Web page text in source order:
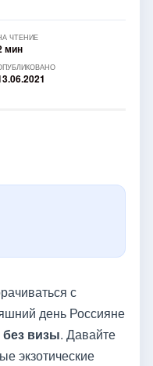
ЧТЕНИЕ
мин
с
день Россияне
визы. Давайте
экзотические